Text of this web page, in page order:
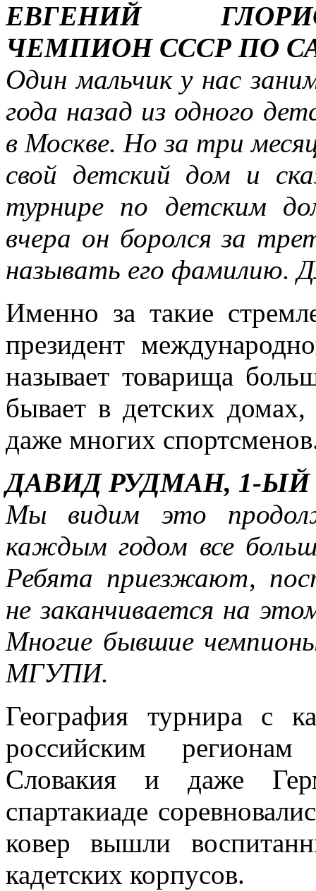
ЕВГЕНИЙ
ЧЕМПИОН СССР ПО
Один мальчик у нас
года назад из одного
в Москве. Но за три
свой детский дом и
турнире по детским
вчера он боролся за
называть его фамилию.
Именно за такие
президент
называет товарища
бывает в детских
даже многих
ДАВИД РУДМАН, 1-ЫЙ
Мы видим это
каждым годом все
Ребята приезжают,
не заканчивается на
Многие бывшие
МГУПИ.
География турнира с
российским
Словакия и даже
спартакиаде
ковер вышли
кадетских корпусов.